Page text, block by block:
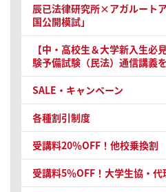
辰已法律研究所×アガルート
国公開模試」
【中・高校生＆大学新入生必
験予備試験（民法）通信講義
SALE・キャンペーン
各種割引制度
受講料20％OFF！他校乗換割
受講料5％OFF！大学生協・代